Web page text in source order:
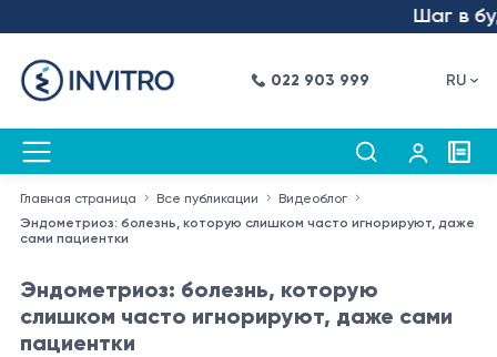
Шаг в
022 903 999 RU
Главная страница Все публикации
Видеоблог
Эндометриоз: болезнь, которую слишком часто игнорируют, даже
сами пациентки
Эндометриоз: болезнь, которую
слишком часто игнорируют, даже сами
пациентки